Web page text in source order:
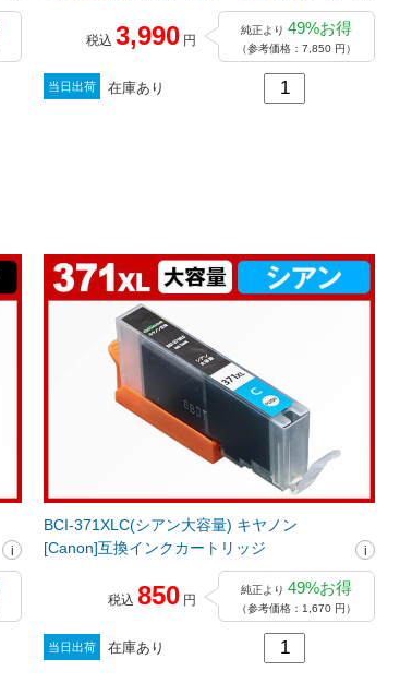
ク大容量) キヤノン[Canon]互換インクカー
トリッジ
税込 3,990 円
純正より 49%お得
（参考価格：7,850 円）
当日出荷 在庫あり
BCI-371XLC(シアン大容量) キヤノン
[Canon]互換インクカートリッジ
税込 850 円
純正より 49%お得
（参考価格：1,670 円）
当日出荷 在庫あり